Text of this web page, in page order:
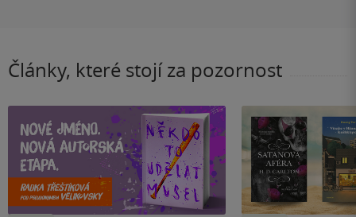
Články, které stojí za pozornost